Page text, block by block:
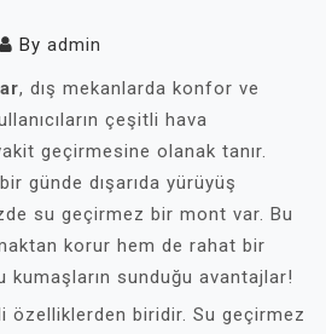
By admin
, dış mekanlarda konfor ve
çeşitli hava
geçirmesine olanak tanır.
günde dışarıda yürüyüş
su geçirmez bir mont var. Bu
korur hem de rahat bir
kumaşların sunduğu avantajlar!
özelliklerden biridir. Su geçirmez